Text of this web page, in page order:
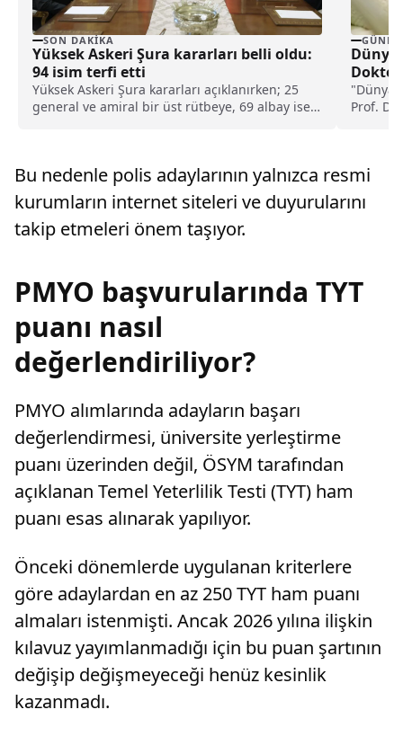
SON DAKIKA
Yüksek Askeri Şura kararları belli oldu:
94 isim terfi etti
Yüksek Askeri Şura kararları açıklanırken; 25
general ve amiral bir üst rütbeye, 69 albay ise
Dünya
"Dünya
Prof.
Bu nedenle polis adaylarının yalnızca resmi
kurumların internet siteleri ve duyurularını
takip etmeleri önem taşıyor.
PMYO başvurularında TYT
puanı nasıl
değerlendiriliyor?
PMYO alımlarında adayların başarı
değerlendirmesi, üniversite yerleştirme
puanı üzerinden değil, ÖSYM tarafından
açıklanan Temel Yeterlilik Testi (TYT) ham
puanı esas alınarak yapılıyor.
Önceki dönemlerde uygulanan kriterlere
göre adaylardan en az 250 TYT ham puanı
almaları istenmişti. Ancak 2026 yılına ilişkin
kılavuz yayımlanmadığı için bu puan şartının
değişip değişmeyeceği henüz kesinlik
kazanmadı.